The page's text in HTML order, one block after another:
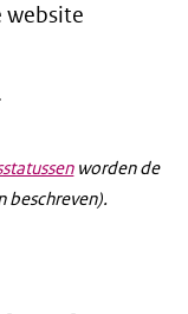
website
worden de
beschreven).